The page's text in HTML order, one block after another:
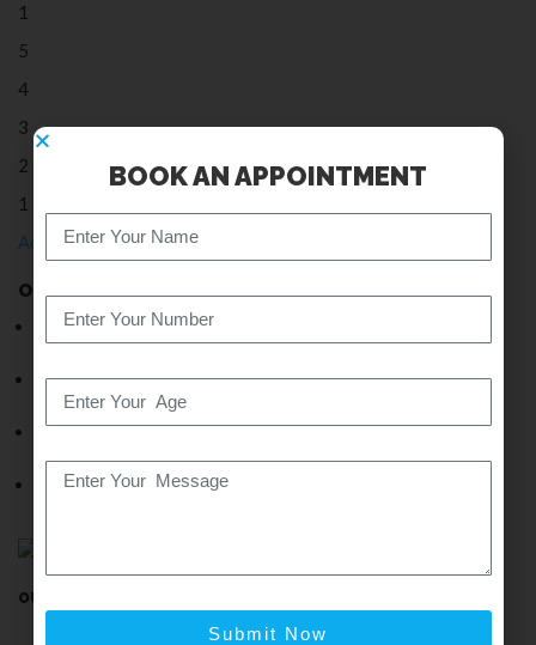
1
5
4
3
2
1
Add Review
OTHER SERVICES
Massage
Bone Injury
OUR SOCIAL MEDIA
BOOK AN APPOINTMENT
Submit Now